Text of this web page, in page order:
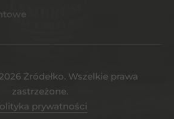
Żródełko. Wszelkie prawa
zastrzeżone.
prywatności